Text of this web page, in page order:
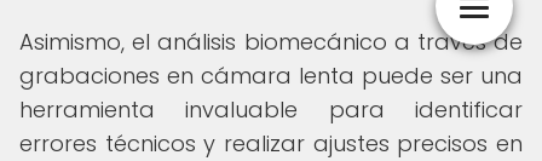
Asimismo, el análisis biomecánico a través de
grabaciones en cámara lenta puede ser una
herramienta invaluable para identificar
errores técnicos y realizar ajustes precisos en